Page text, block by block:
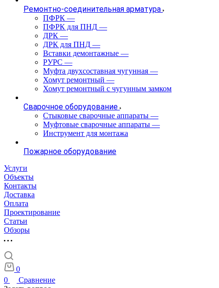
Ремонтно-соединительная арматура
ПФРК —
ПФРК для ПНД —
ДРК —
ДРК для ПНД —
Вставки демонтажные —
РУРС —
Муфта двухсоставная чугунная —
Хомут ремонтный —
Хомут ремонтный с чугунным замком
Сварочное оборудование
Стыковые сварочные аппараты —
Муфтовые сварочные аппараты —
Инструмент для монтажа
Пожарное оборудование
Услуги
Объекты
Контакты
Доставка
Оплата
Проектирование
Статьи
Обзоры
0
0
Сравнение